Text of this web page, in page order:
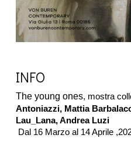
INFO
The young ones, mostra
Antoniazzi, Mattia
Lau_Lana, Andrea Luzi
Dal 16 Marzo al 14 Aprile